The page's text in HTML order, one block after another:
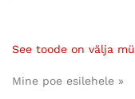
See toode on välja
Mine poe esilehele »